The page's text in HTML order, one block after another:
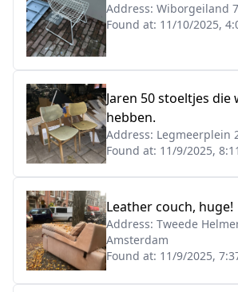
Address: Wiborgeiland
Found at: 11/10/2025,
Jaren 50 stoeltjes
hebben.
Address: Legmeerplein
Found at: 11/9/2025,
Leather couch, huge!
Address: Tweede
Amsterdam
Found at: 11/9/2025,